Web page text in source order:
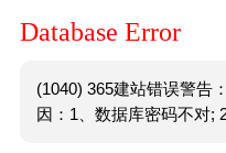
Database Error
(1040) 365建站错误警告
因：1、数据库密码不对;